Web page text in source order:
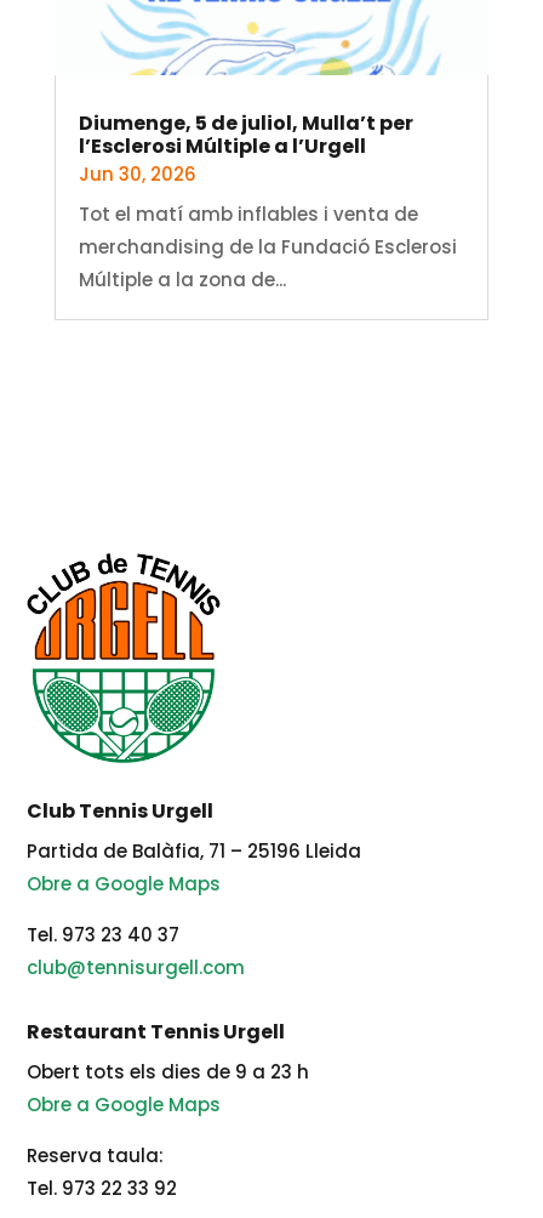
Diumenge, 5 de juliol, Mulla’t per
l’Esclerosi Múltiple a l’Urgell
Jun 30, 2026
Tot el matí amb inflables i venta de
merchandising de la Fundació Esclerosi
Múltiple a la zona de...
Club Tennis Urgell
Partida de Balàfia, 71 – 25196 Lleida
Obre a Google Maps
Tel. 973 23 40 37
club@tennisurgell.com
Restaurant Tennis Urgell
Obert tots els dies de 9 a 23 h
Obre a Google Maps
Reserva taula:
Tel. 973 22 33 92